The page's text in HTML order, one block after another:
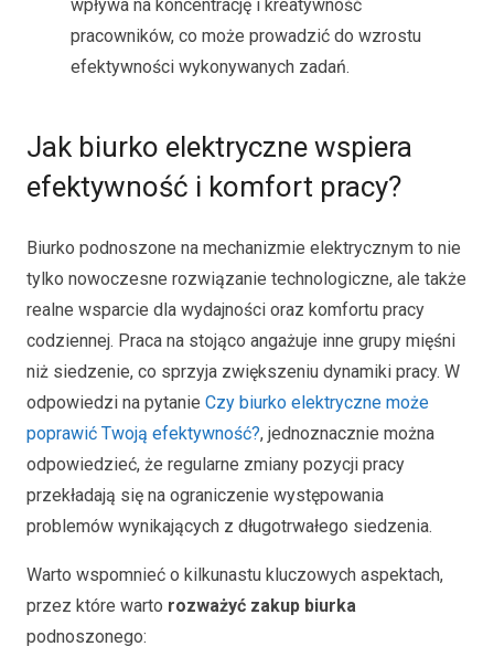
wpływa na koncentrację i kreatywność
pracowników, co może prowadzić do wzrostu
efektywności wykonywanych zadań.
Jak biurko elektryczne wspiera
efektywność i komfort pracy?
Biurko podnoszone na mechanizmie elektrycznym to nie
tylko nowoczesne rozwiązanie technologiczne, ale także
realne wsparcie dla wydajności oraz komfortu pracy
codziennej. Praca na stojąco angażuje inne grupy mięśni
niż siedzenie, co sprzyja zwiększeniu dynamiki pracy. W
odpowiedzi na pytanie Czy biurko elektryczne może
poprawić Twoją efektywność?, jednoznacznie można
odpowiedzieć, że regularne zmiany pozycji pracy
przekładają się na ograniczenie występowania
problemów wynikających z długotrwałego siedzenia.
Warto wspomnieć o kilkunastu kluczowych aspektach,
przez które warto rozważyć zakup biurka
podnoszonego: